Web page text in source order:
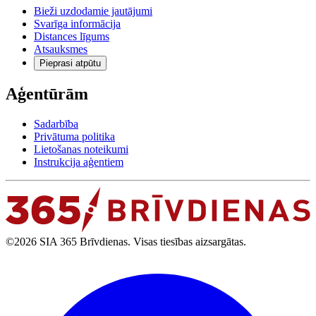
Bieži uzdodamie jautājumi
Svarīga informācija
Distances līgums
Atsauksmes
Pieprasi atpūtu
Aģentūrām
Sadarbība
Privātuma politika
Lietošanas noteikumi
Instrukcija aģentiem
©2026 SIA 365 Brīvdienas. Visas tiesības aizsargātas.